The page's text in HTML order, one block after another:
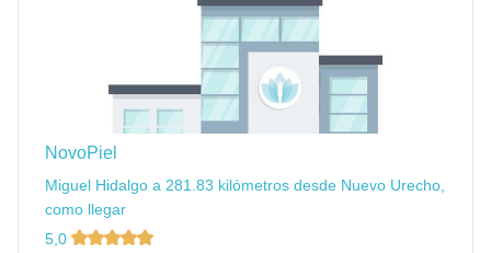
NovoPiel
Miguel Hidalgo a 281.83 kilómetros desde Nuevo Urecho,
como llegar
5,0